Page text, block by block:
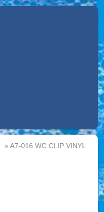
» A7-016 WC CLIP VINYL